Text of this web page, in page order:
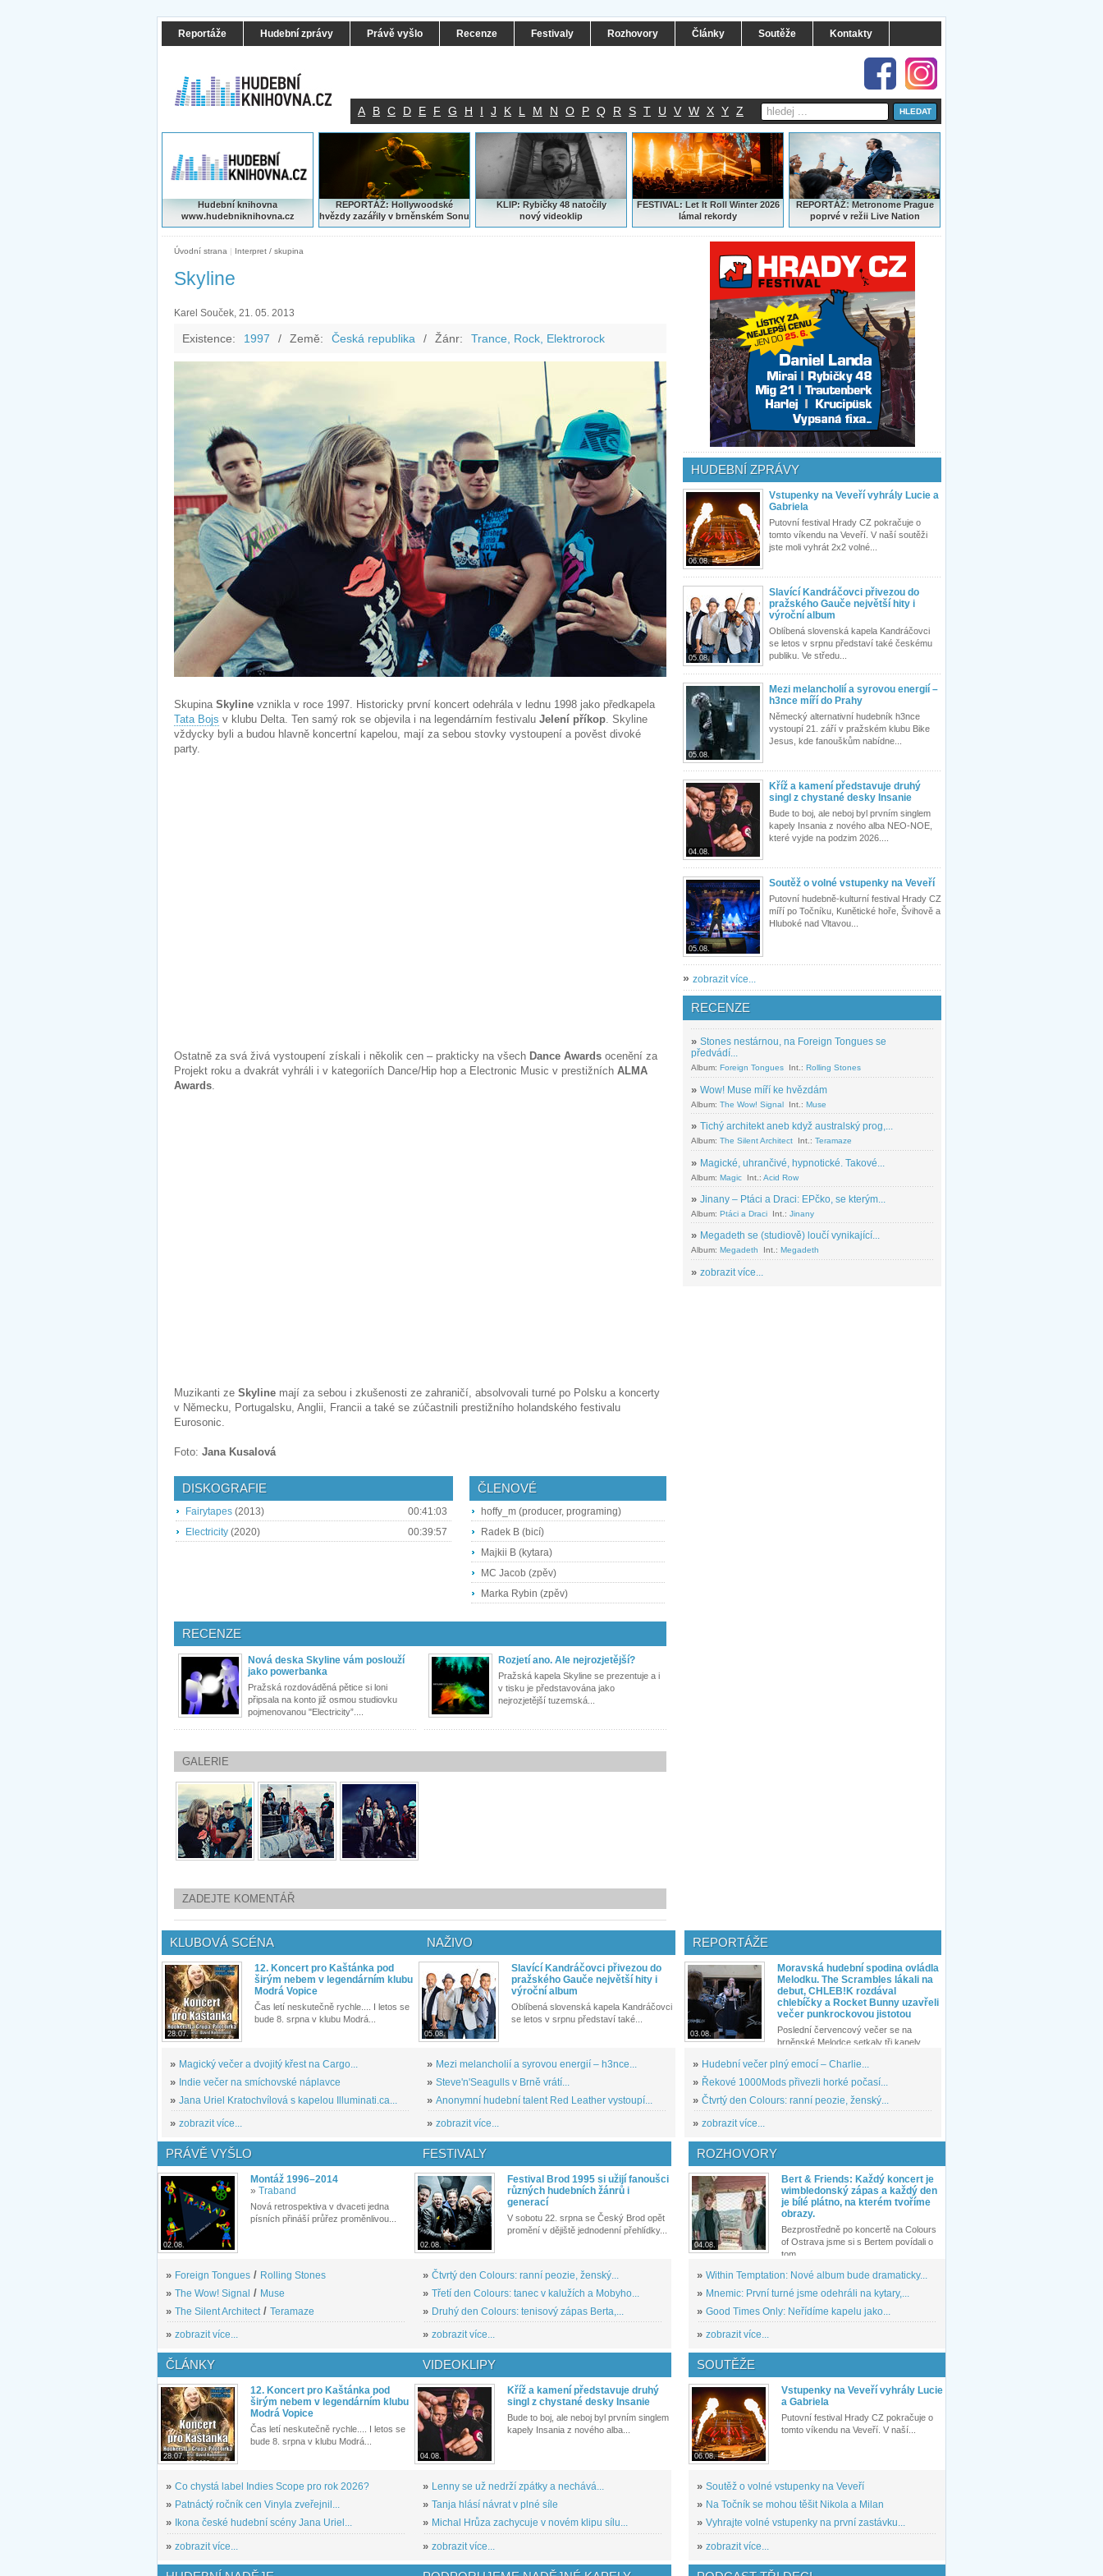
Reportáže Hudební zprávy Právě vyšlo Recenze Festivaly Rozhovory Články Soutěže Kontakty
A B C D E F G H I J K L M N O P Q R S T U V W X Y Z
Hudební knihovna
www.hudebniknihovna.cz
REPORTÁŽ: Hollywoodské
hvězdy zazářily v brněnském Sonu
KLIP: Rybičky 48 natočily
nový videoklip
FESTIVAL: Let It Roll Winter 2026
lámal rekordy
REPORTÁŽ:Metronome Prague
poprvé v režii Live Nation
Úvodní strana | Interpret / skupina
Skyline
Karel Souček, 21. 05. 2013
Existence: 1997 / Země: Česká republika / Žánr: Trance, Rock, Elektrorock
Skupina Skyline vznikla v roce 1997. Historicky první koncert odehrála v lednu 1998 jako předkapela
Tata Bojs v klubu Delta. Ten samý rok se objevila i na legendárním festivalu Jelení příkop. Skyline
vždycky byli a budou hlavně koncertní kapelou, mají za sebou stovky vystoupení a pověst divoké
party.
Ostatně za svá živá vystoupení získali i několik cen – prakticky na všech Dance Awards ocenění za
Projekt roku a dvakrát vyhráli i v kategoriích Dance/Hip hop a Electronic Music v prestižních ALMA
Awards.
Muzikanti ze Skyline mají za sebou i zkušenosti ze zahraničí, absolvovali turné po Polsku a koncerty
v Německu, Portugalsku, Anglii, Francii a také se zúčastnili prestižního holandského festivalu
Eurosonic.
Foto: Jana Kusalová
DISKOGRAFIE
Fairytapes (2013)
00:41:03
Electricity (2020) 00:39:57
ČLENOVÉ
hoffy_m (producer, programing)
Radek B (bicí)
Majkii B (kytara)
MC Jacob (zpěv)
Marka Rybin (zpěv)
RECENZE
Nová deska Skyline vám poslouží
jako powerbanka
Pražská rozdováděná pětice si loni
připsala na konto již osmou studiovku
pojmenovanou "Electricity”....
Rozjetí ano. Ale nejrozjetější?
Pražská kapela Skyline se prezentuje a i
v tisku je představována jako
nejrozjetější tuzemská...
GALERIE
ZADEJTE KOMENTÁŘ
HUDEBNÍ ZPRÁVY
06.08.
Vstupenky na Veveří vyhrály Lucie a
Gabriela
Putovní festival Hrady CZ pokračuje o
tomto víkendu na Veveří. V naší soutěži
jste moli vyhrát 2x2 volné...
05.08.
Slavící Kandráčovci přivezou do
pražského Gauče největší hity i
výroční album
Oblíbená slovenská kapela Kandráčovci
se letos v srpnu představí také českému
publiku. Ve středu...
05.08.
Mezi melancholií a syrovou energií –
h3nce míří do Prahy
Německý alternativní hudebník h3nce
vystoupí 21. září v pražském klubu Bike
Jesus, kde fanouškům nabídne...
04.08.
Kříž a kamení představuje druhý
singl z chystané desky Insanie
Bude to boj, ale neboj byl prvním singlem
kapely Insania z nového alba NEO-NOE,
které vyjde na podzim 2026....
05.08.
Soutěž o volné vstupenky na Veveří
Putovní hudebně-kulturní festival Hrady CZ
míří po Točníku, Kunětické hoře, Švihově a
Hluboké nad Vltavou...
» zobrazit více...
RECENZE
» Stones nestárnou, na Foreign Tongues se
předvádí...
Album: Foreign Tongues Int.: Rolling Stones
» Wow! Muse míří ke hvězdám
Album: The Wow! Signal Int.: Muse
» Tichý architekt aneb když australský prog,...
Album: The Silent Architect Int.: Teramaze
» Magické, uhrančivé, hypnotické. Takové...
Album: Magic Int.: Acid Row
» Jinany – Ptáci a Draci: EPčko, se kterým...
Album: Ptáci a Draci Int.: Jinany
» Megadeth se (studiově) loučí vynikající...
Album: Megadeth Int.: Megadeth
» zobrazit více...
KLUBOVÁ SCÉNA
28.07.
12. Koncert pro Kaštánka pod
širým nebem v legendárním klubu
Modrá Vopice
Čas letí neskutečně rychle.... I letos se
bude 8. srpna v klubu Modrá...
» Magický večer a dvojitý křest na Cargo...
» Indie večer na smíchovské náplavce
» Jana Uriel Kratochvílová s kapelou Illuminati.ca...
» zobrazit více...
NAŽIVO
05.08.
Slavící Kandráčovci přivezou do
pražského Gauče největší hity i
výroční album
Oblíbená slovenská kapela Kandráčovci
se letos v srpnu představí také...
» Mezi melancholií a syrovou energií – h3nce...
» Steve'n'Seagulls v Brně vrátí...
» Anonymní hudební talent Red Leather vystoupí...
» zobrazit více...
REPORTÁŽE
03.08.
Moravská hudební spodina ovládla
Melodku. The Scrambles lákali na
debut, CHLEB!K rozdával
chlebíčky a Rocket Bunny uzavřeli
večer punkrockovou jistotou
Poslední červencový večer se na
brněnské Melodce setkaly tři kapely...
» Hudební večer plný emocí – Charlie...
» Řekové 1000Mods přivezli horké počasí...
» Čtvrtý den Colours: ranní peozie, ženský...
» zobrazit více...
PRÁVĚ VYŠLO
02.08.
Montáž 1996–2014
» Traband
Nová retrospektiva v dvaceti jedna
písních přináší průřez proměnlivou...
» Foreign Tongues / Rolling Stones
» The Wow! Signal / Muse
» The Silent Architect/ Teramaze
» zobrazit více...
FESTIVALY
02.08.
Festival Brod 1995 si užijí fanoušci
různých hudebních žánrů i
generací
V sobotu 22. srpna se Český Brod opět
promění v dějiště jednodenní přehlídky...
» Čtvrtý den Colours: ranní peozie, ženský...
» Třetí den Colours: tanec v kalužích a Mobyho...
» Druhý den Colours: tenisový zápas Berta,...
» zobrazit více...
ROZHOVORY
04.08.
Bert & Friends: Každý koncert je
wimbledonský zápas a každý den
je bílé plátno, na kterém tvoříme
obrazy.
Bezprostředně po koncertě na Colours
of Ostrava jsme si s Bertem povídali o
tom,...
» Within Temptation: Nové album bude dramaticky...
» Mnemic: První turné jsme odehráli na kytary,...
» Good Times Only: Neřídíme kapelu jako...
» zobrazit více...
ČLÁNKY
28.07.
12. Koncert pro Kaštánka pod
širým nebem v legendárním klubu
Modrá Vopice
Čas letí neskutečně rychle.... I letos se
bude 8. srpna v klubu Modrá...
» Co chystá label Indies Scope pro rok 2026?
» Patnáctý ročník cen Vinyla zveřejnil...
»
Ikona české hudební scény Jana Uriel...
» zobrazit více...
VIDEOKLIPY
04.08.
Kříž a kamení představuje druhý
singl z chystané desky Insanie
Bude to boj, ale neboj byl prvním singlem
kapely Insania z nového alba...
» Lenny se už nedrží zpátky a nechává...
» Tanja hlásí návrat v plné síle
» Michal Hrůza zachycuje v novém klipu sílu...
» zobrazit více...
SOUTĚŽE
06.08.
Vstupenky na Veveří vyhrály Lucie
a Gabriela
Putovní festival Hrady CZ pokračuje o
tomto víkendu na Veveří. V naší...
» Soutěž o volné vstupenky na Veveří
» Na Točník se mohou těšit Nikola a Milan
» Vyhrajte volné vstupenky na první zastávku...
» zobrazit více...